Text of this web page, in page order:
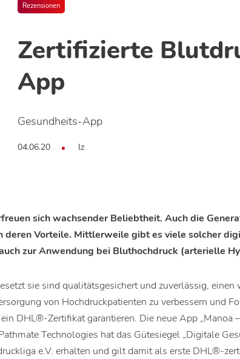
Rezensionen
Zertifizierte
App
Gesundheits-App
04.06.20 lz
sich wachsender Beliebtheit. Auch die
deren Vorteile. Mittlerweile gibt es viele solcher
zur Anwendung bei Bluthochdruck (arterielle
sie sind qualitätsgesichert und zuverlässig, einen
von Hochdruckpatienten zu verbessern und
DHL®-Zertifikat garantieren. Die neue App „Manoa
Technologies hat das Gütesiegel „Digitale
e.V. erhalten und gilt damit als erste DHL®-